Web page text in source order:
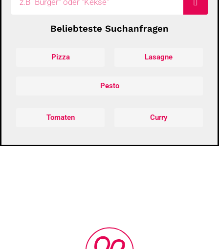
Beliebteste Suchanfragen
Pizza Lasagne
Pesto
Tomaten Curry